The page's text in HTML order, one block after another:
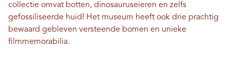
collectie omvat botten, dinosauruseieren en zelfs
gefossiliseerde huid! Het museum heeft ook drie prachtig
bewaard gebleven versteende bomen en unieke
filmmemorabilia.